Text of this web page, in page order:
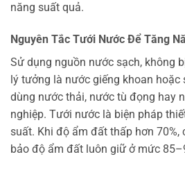
năng suất quả.
Nguyên Tắc Tưới Nước Để Tăng
Sử dụng nguồn nước sạch, không
lý tưởng là nước giếng khoan
dùng nước thải, nước tù đọng hay
nghiệp. Tưới nước là biện pháp
suất. Khi độ ẩm đất thấp hơn
bảo độ ẩm đất luôn giữ ở mức